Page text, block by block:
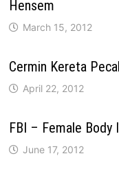
Hensem
March 15, 2012
Cermin Kereta
April 22, 2012
FBI – Female Body
June 17, 2012